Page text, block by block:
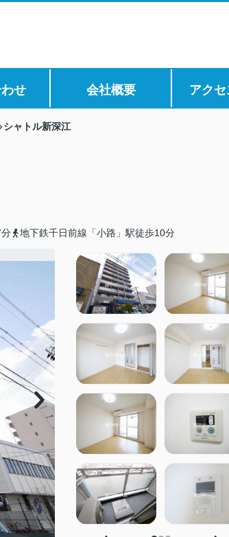
せ 会社概要 アク
シャトル新深江
地下鉄千日前線「小路」駅徒歩10分